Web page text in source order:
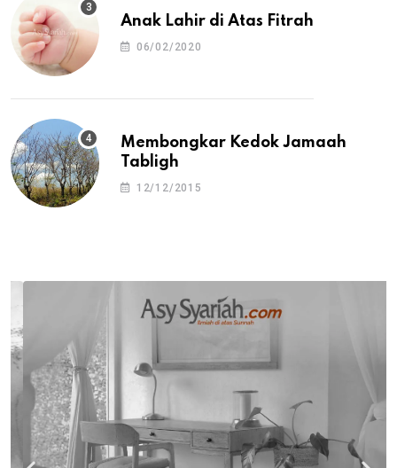
Anak Lahir di Atas Fitrah
06/02/2020
Membongkar Kedok Jamaah
Tabligh
12/12/2015